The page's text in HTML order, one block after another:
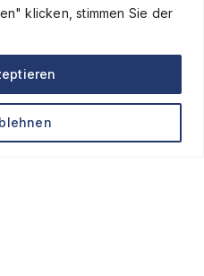
klicken, stimmen Sie der